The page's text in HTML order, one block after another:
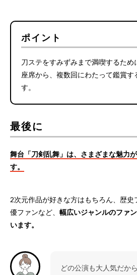
ポイント
刀ステをすみずみまで満喫するため
座席から、複数回にわたって鑑賞す
す。
最後に
舞台「刀剣乱舞」は、さまざまな魅力
す。
2次元作品が好きな方はもちろん、歴
優ファンなど、 幅広いジャンルのファ
います。
どの公演も大人気だか